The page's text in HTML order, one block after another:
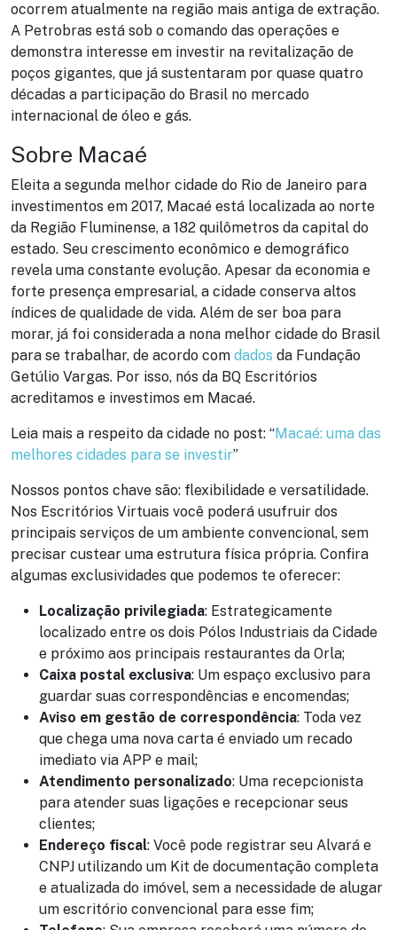
ocorrem atualmente na região mais antiga de extração.
A Petrobras está sob o comando das operações e
demonstra interesse em investir na revitalização de
poços gigantes, que já sustentaram por quase quatro
décadas a participação do Brasil no mercado
internacional de óleo e gás.
Sobre Macaé
Eleita a segunda melhor cidade do Rio de Janeiro para
investimentos em 2017, Macaé está localizada ao norte
da Região Fluminense, a 182 quilômetros da capital do
estado. Seu crescimento econômico e demográfico
revela uma constante evolução. Apesar da economia e
forte presença empresarial, a cidade conserva altos
índices de qualidade de vida. Além de ser boa para
morar, já foi considerada a nona melhor cidade do Brasil
para se trabalhar, de acordo com dados da Fundação
Getúlio Vargas. Por isso, nós da BQ Escritórios
acreditamos e investimos em Macaé.
Leia mais a respeito da cidade no post: “Macaé: uma das
melhores cidades para se investir”
Nossos pontos chave são: flexibilidade e versatilidade.
Nos Escritórios Virtuais você poderá usufruir dos
principais serviços de um ambiente convencional, sem
precisar custear uma estrutura física própria. Confira
algumas exclusividades que podemos te oferecer:
Localização privilegiada: Estrategicamente
localizado entre os dois Pólos Industriais da Cidade
e próximo aos principais restaurantes da Orla;
Caixa postal exclusiva: Um espaço exclusivo para
guardar suas correspondências e encomendas;
Aviso em gestão de correspondência: Toda vez
que chega uma nova carta é enviado um recado
imediato via APP e mail;
Atendimento personalizado: Uma recepcionista
para atender suas ligações e recepcionar seus
clientes;
Endereço fiscal: Você pode registrar seu Alvará e
CNPJ utilizando um Kit de documentação completa
e atualizada do imóvel, sem a necessidade de alugar
um escritório convencional para esse fim;